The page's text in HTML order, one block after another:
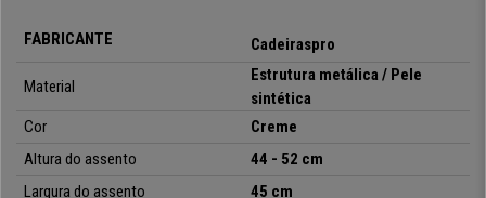
que proporciona um toque distinto. Tanto o
acolchoado confortávelque permite uma
ótima sensação ao seu usuário.
Os materiais escolhidos para o fabrico desta cadeira são de elevada
qualidade.Está forrada em pele sintéticade alta qualidade com
FABRICANTE Cadeiraspro
Material
Estrutura metálica / Pele
sintética
Cor
Creme
Altura do assento
44 - 52 cm
Largura do assento
45 cm